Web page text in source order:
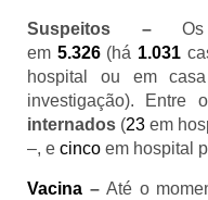
Suspeitos –Os
em 5.326 (há 1.031
hospital ou em
investigação). Entre
internados (23 em
–, e cinco em hospital
Vacina – Até o